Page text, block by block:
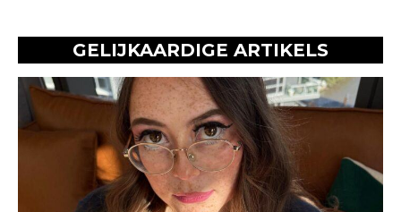
GELIJKAARDIGE ARTIKELS